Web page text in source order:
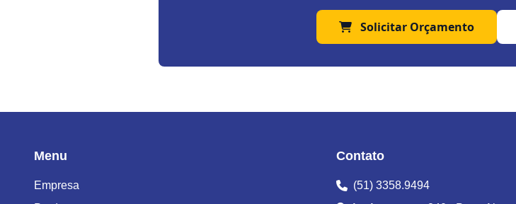
Solicitar Orçamento
Menu
Empresa
Contato
(51) 3358.9494